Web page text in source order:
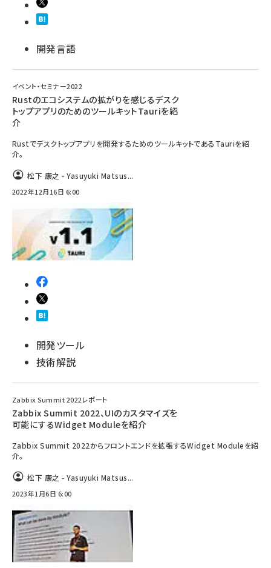
開発言語
イベント・セミナー2022
Rustのエコシステムの拡がりを感じるデスク
トップアプリのためのツールキットTauriを紹
介
Rustでデスクトップアプリを開発するためのツールキットであるTauriを紹
介。
松下 康之 - Yasuyuki Matsus...
2022年12月16日 6:00
開発ツール
技術解説
Zabbix Summit 2022レポート
Zabbix Summit 2022、UIのカスタマイズを
可能にするWidget Moduleを紹介
Zabbix Summit 2022からフロントエンドを拡張するWidget Moduleを紹
介。
松下 康之 - Yasuyuki Matsus...
2023年1月6日 6:00